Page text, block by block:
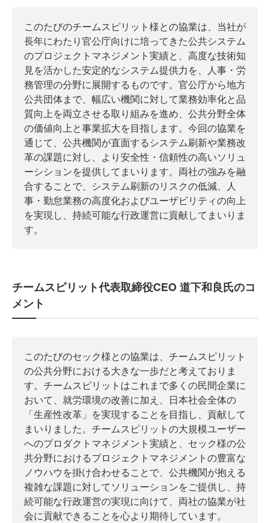
このたびのチームスピリット様との協業は、当社が
長年にわたり官公庁向けに培ってきた公共システム
のプロジェクトマネジメント実績と、高度な技術知
見を活かした安定的なシステム提供力を、人事・労
務管理の分野に展開するものです。官公庁から地方
公共団体まで、幅広い機関に対して業務効率化と品
質向上を両立させる取り組みを進め、公共分野全体
の価値向上と事業拡大を目指します。今回の協業を
通じて、公共機関が直面するシステム刷新や業務改
革の課題に対し、より安全性・信頼性の高いソリュ
ーシションを提供してまいります。両社の強みを融
合することで、システム刷新のリスクの低減、人
事・勤怠業務の高度化およびユーザビリティの向上
を実現し、持続可能な行政運営に貢献してまいりま
す。
チームスピリット代表取締役CEO 道下和良氏のコ
メント
このたびのセック様との協業は、チームスピリット
の公共分野における大きな一歩だと考えておりま
す。チームスピリットはこれまで多くの民間企業に
おいて、就労環境の改善に加え、日本社会全体の
「生産性改革」を実現することを目指し、貢献して
まいりました。チームスピリットの大規模ユーザー
へのプロダクトマネジメント実績と、セック様の公
共分野におけるプロジェクトマネジメントの豊富な
ノウハウを掛け合わせることで、公共機関が抱える
複雑な課題に対してソリューションをご提供し、持
続可能な行政運営の実現に向けて、両社の協業が社
会に貢献できることを心より期待しています。